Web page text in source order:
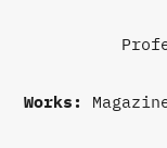
Works: